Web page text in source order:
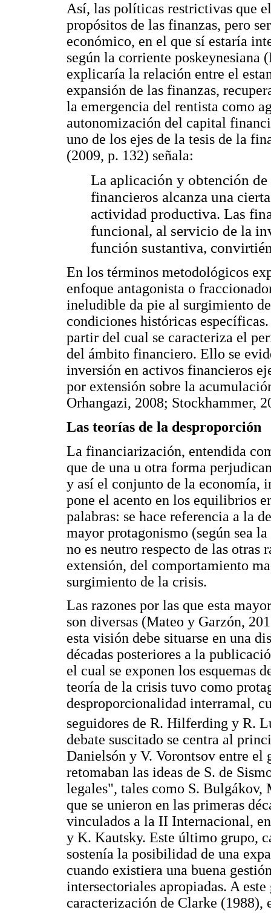
Así, las políticas restrictivas que
propósitos de las finanzas, pero
económico, en el que sí estaría
según la corriente poskeynesiana
explicaría la relación entre el
expansión de las finanzas,
la emergencia del rentista como
autonomización del capital
uno de los ejes de la tesis de la
(2009, p. 132) señala:
La aplicación y obtención
financieros alcanza una
actividad productiva. Las
funcional, al servicio de la
función sustantiva,
En los términos metodológicos
enfoque antagonista o
ineludible da pie al surgimiento
condiciones históricas
partir del cual se caracteriza el
del ámbito financiero. Ello se
inversión en activos financieros
por extensión sobre la
Orhangazi, 2008; Stockhammer,
Las teorías de la desproporción
La financiarización, entendida
que de una u otra forma
y así el conjunto de la economía,
pone el acento en los equilibrios
palabras: se hace referencia a la
mayor protagonismo (según sea
no es neutro respecto de las
extensión, del comportamiento
surgimiento de la crisis.
Las razones por las que esta
son diversas (Mateo y Garzón,
esta visión debe situarse en una
décadas posteriores a la
el cual se exponen los esquemas
teoría de la crisis tuvo como
desproporcionalidad interramal,
seguidores de R. Hilferding y R.
debate suscitado se centra al
Danielsón y V. Vorontsov entre
retomaban las ideas de S. de
legales", tales como S. Bulgákov,
que se unieron en las primeras
vinculados a la II Internacional,
y K. Kautsky. Este último grupo,
sostenía la posibilidad de una
cuando existiera una buena
intersectoriales apropiadas. A
caracterización de Clarke (1988),